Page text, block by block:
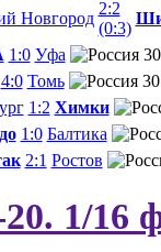
Новгород
2:2
(0:3)
1:0 Уфа
4:0 Томь
1:2 Химки
1:0 Балтика
2:1 Ростов
1/16